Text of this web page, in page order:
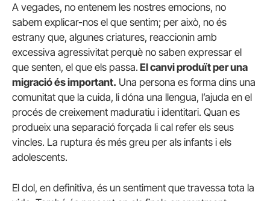
A vegades, no entenem les nostres emocions, no
sabem explicar-nos el que sentim; per això, no és
estrany que, algunes criatures, reaccionin amb
excessiva agressivitat perquè no saben expressar el
que senten, el que els passa. El canvi produït per una
migració és important. Una persona es forma dins una
comunitat que la cuida, li dóna una llengua, l’ajuda en el
procés de creixement maduratiu i identitari. Quan es
produeix una separació forçada li cal refer els seus
vincles. La ruptura és més greu per als infants i els
adolescents.
El dol, en definitiva, és un sentiment que travessa tota la